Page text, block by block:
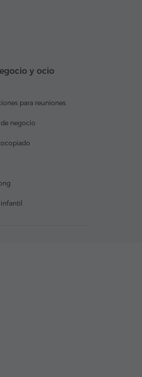
y ocio
para reuniones
negocio